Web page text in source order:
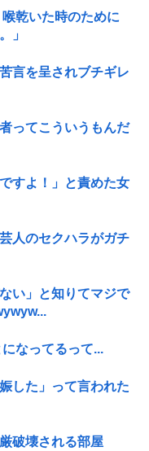
乾いた時のために
」
言を呈されブチギレ
ってこういうもんだ
すよ！」と責めた女
人のセクハラがガチ
い」と知りてマジで
なってるって...
した」って言われた
破壊される部屋